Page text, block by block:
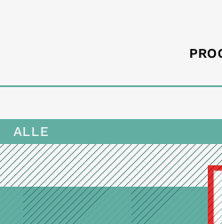
ALLE